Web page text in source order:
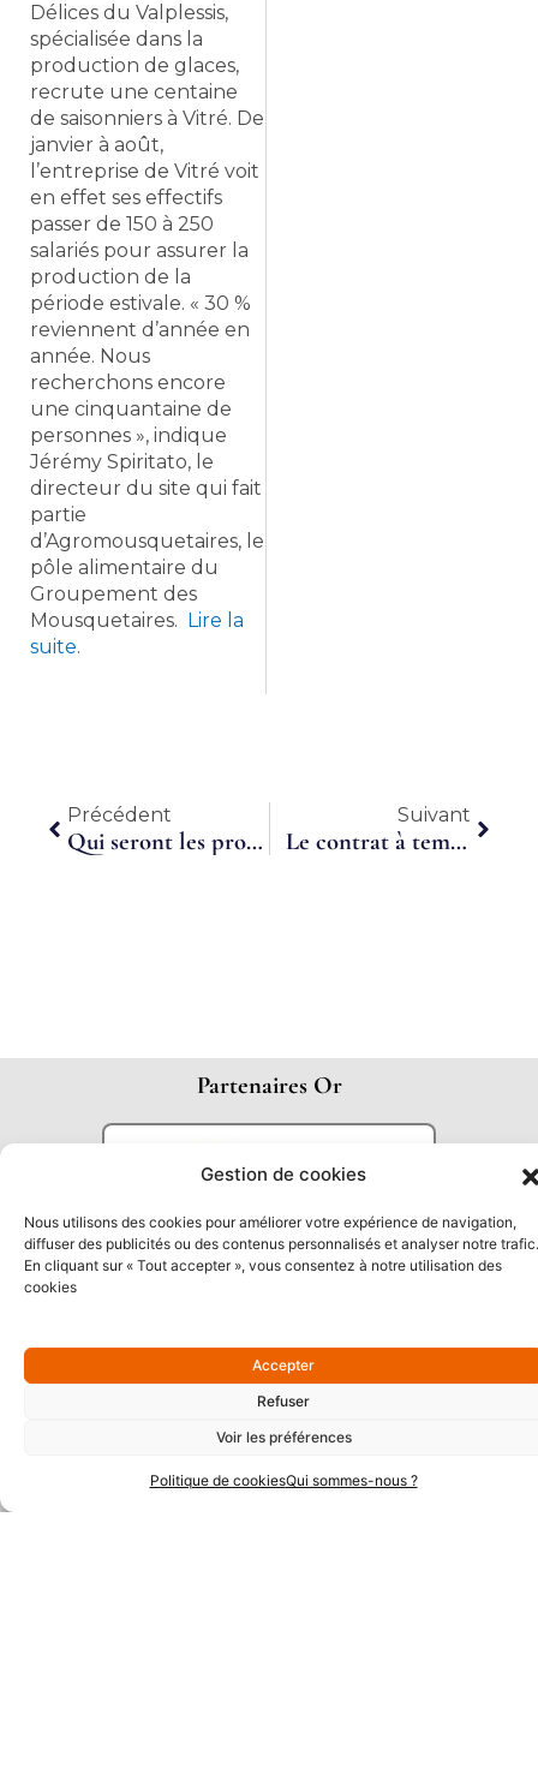
Gestion de cookies
Nous utilisons des cookies pour améliorer votre expérience de navigation,
diffuser des publicités ou des contenus personnalisés et analyser notre trafic.
En cliquant sur « Tout accepter », vous consentez à notre utilisation des
cookies
Accepter
Refuser
Voir les préférences
Politique de cookiesQui sommes-nous ?
Délices du Valplessis,
spécialisée dans la
production de glaces,
recrute une centaine
de saisonniers à Vitré. De
janvier à août,
l’entreprise de Vitré voit
en effet ses effectifs
passer de 150 à 250
salariés pour assurer la
production de la
période estivale. « 30 %
reviennent d’année en
année. Nous
recherchons encore
une cinquantaine de
personnes », indique
Jérémy Spiritato, le
directeur du site qui fait
partie
d’Agromousquetaires, le
pôle alimentaire du
Groupement des
Mousquetaires.
Lire la
suite.
Précédent
Précédent
Qui seront les prochains Lauréats du temps partagé ?
Suivant
Le contrat à temps partagé, la solution à la taxation des contrats courts ?
Partenaires Or